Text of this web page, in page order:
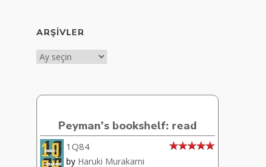
ARŞIVLER
Arşivler
Peyman's bookshelf: read
1Q84
by Haruki Murakami